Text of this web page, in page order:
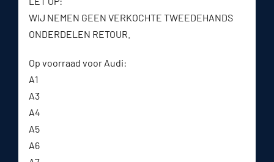
WIJ NEMEN GEEN VERKOCHTE TWEEDEHANDS
ONDERDELEN RETOUR.
Op voorraad voor Audi:
A1
A3
A4
A5
A6